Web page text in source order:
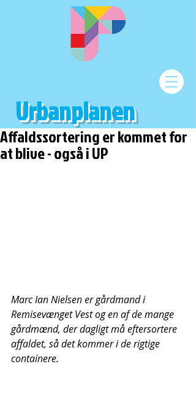
Urbanplanen
Affaldssortering er kommet for
at blive - også i UP
Marc Ian Nielsen er gårdmand i
Remisevænget Vest og en af de mange
gårdmænd, der dagligt må eftersortere
affaldet, så det kommer i de rigtige
containere.